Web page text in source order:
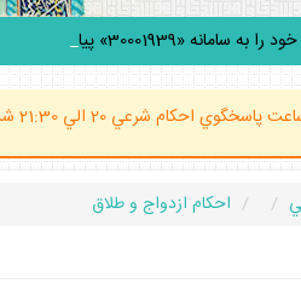
«30001939» پيامك ك
احكام ازدواج و طلاق